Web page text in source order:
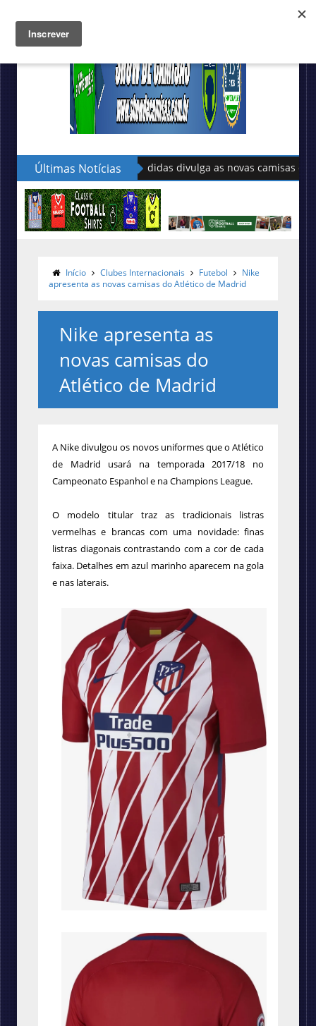
Últimas Notícias Adidas lança as novas camisas do
Início Clubes Internacionais Futebol
Nike
apresenta as novas camisas do Atlético de Madrid
Nike apresenta as
novas camisas do
Atlético de Madrid
A Nike divulgou os novos uniformes que o Atlético
de Madrid usará na temporada 2017/18 no
Campeonato Espanhol e na Champions League.
O modelo titulartraz as tradicionais listras
vermelhas e brancas com uma novidade: finas
listras diagonais contrastando com a cor de cada
faixa. Detalhes em azul marinho aparecem na gola
e nas laterais.